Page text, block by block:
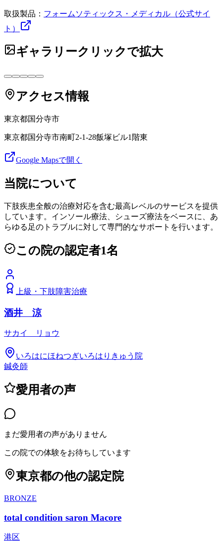
取扱製品： フォームソティックス・メディカル（公式サイ
ト）
ギャラリークリックで拡大
アクセス情報
東京都国分寺市
東京都国分寺市南町2-1-28飯塚ビル1階東
Google Mapsで開く
当院について
下肢疾患全般の治療対応を含む最高レベルのサービスを提供
しています。インソール療法、シューズ療法をベースに、あ
らゆる足のトラブルに対して専門的なサポートを行います。
この院の認定者1名
上級 ・ 下肢障害治療
酒井 涼
サカイ リョウ
いろはにほねつぎいろはりきゅう院
鍼灸師
愛用者の声
まだ愛用者の声がありません
この院での体験をお待ちしています
東京都の他の認定院
BRONZE
total condition saron Macore
港区